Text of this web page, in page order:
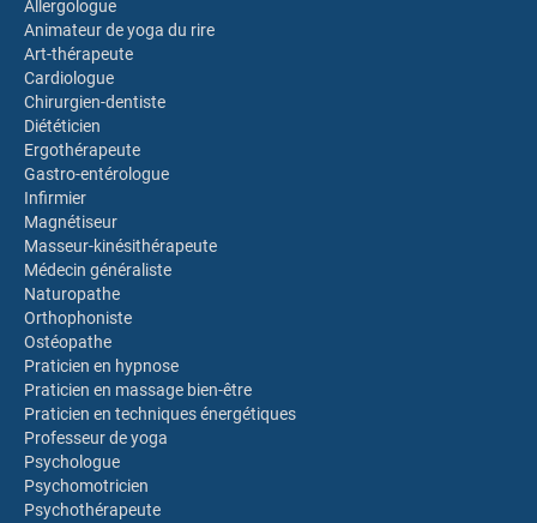
Allergologue
Animateur de yoga du rire
Art-thérapeute
Cardiologue
Chirurgien-dentiste
Diététicien
Ergothérapeute
Gastro-entérologue
Infirmier
Magnétiseur
Masseur-kinésithérapeute
Médecin généraliste
Naturopathe
Orthophoniste
Ostéopathe
Praticien en hypnose
Praticien en massage bien-être
Praticien en techniques énergétiques
Professeur de yoga
Psychologue
Psychomotricien
Psychothérapeute